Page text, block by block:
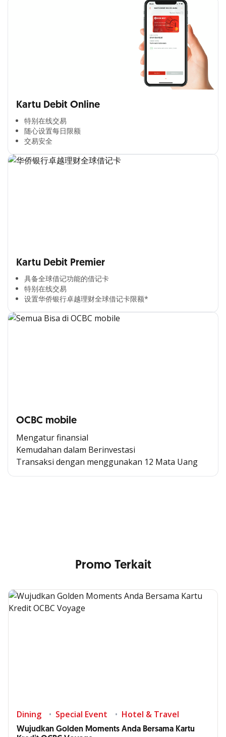
Kartu Debit Online
特别在线交易​
随心设置每日限额​
交易安全​
Kartu Debit Premier
具备全球借记功能的借记卡​
特别在线交易​
设置华侨银行卓越理财全球借记卡限额*​
OCBC mobile
Mengatur finansial
Kemudahan dalam Berinvestasi
Transaksi dengan menggunakan 12 Mata Uang
Cross Selling Banner Global
Promo Terkait
Dining Special Event Hotel & Travel
Wujudkan Golden Moments Anda Bersama Kartu